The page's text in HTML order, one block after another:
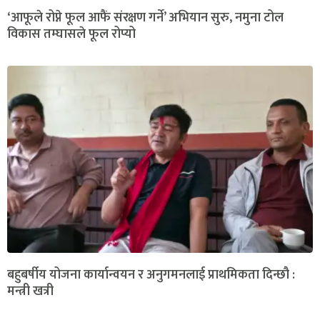
‘आफूले रोप्ने फूल आफैं संरक्षण गर्ने’ अभियान सुरु, नमुना टोल
विकास तम्घासले फूल रोप्यो
बहुबर्षीय योजना कार्यान्वयन र अनुगमनलाई प्राथमिकता दिन्छौ :
मन्त्री खत्री